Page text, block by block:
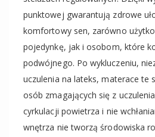
punktowej gwarantują zdrowe
komfortowy sen, zarówno
pojedynkę, jak i osobom, które
podwójnego. Po wykluczeniu,
uczulenia na lateks, materace te
osób zmagających się z
cyrkulacji powietrza i nie
wnętrza nie tworzą środowiska